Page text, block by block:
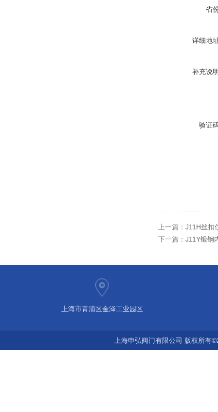
省
详细地
补充说
验证
上一篇： J11H丝扣
下一篇： J11Y锻钢
上海市青浦区金泽工业园区
上海申弘阀门有限公司 版权所有